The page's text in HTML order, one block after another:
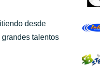
hace 36 minutos
desde
talentos